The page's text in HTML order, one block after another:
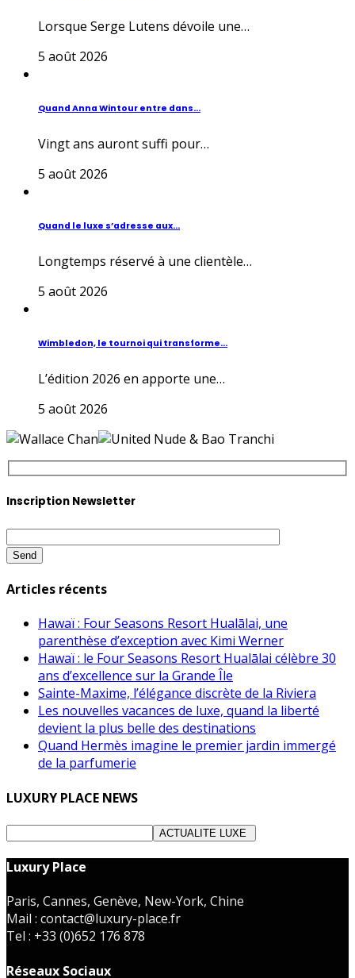
Lorsque Serge Lutens dévoile une…
5 août 2026
Quand Anna Wintour entre dans...
Vingt ans auront suffi pour…
5 août 2026
Quand le luxe s’adresse aux...
Longtemps réservé à une clientèle…
5 août 2026
Wimbledon, le tournoi qui transforme...
L’édition 2026 en apporte une…
5 août 2026
Inscription Newsletter
Articles récents
Hawaï : Four Seasons Resort Hualālai, une
parenthèse d’exception avec Kimi Werner
Hawaï : le Four Seasons Resort Hualālai célèbre 30
ans d’excellence sur la Grande Île
Sainte-Maxime, l’élégance discrète de la Riviera
Les nouvelles vacances de luxe, quand la liberté
devient la plus belle des destinations
Quand Hermès imagine le premier jardin immergé
de la parfumerie
LUXURY PLACE NEWS
Luxury Place
Paris, Cannes, Genève, New-York, Chine
Mail : contact@luxury-place.fr
Tel : +33 (0)652 176 878
Réseaux Sociaux